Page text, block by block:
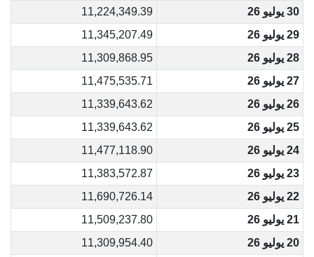
30 يوليو 26
11,224,349.39
29 يوليو 26
11,345,207.49
28 يوليو 26
11,309,868.95
27 يوليو 26
11,475,535.71
26 يوليو 26
11,339,643.62
25 يوليو 26
11,339,643.62
24 يوليو 26
11,477,118.90
23 يوليو 26
11,383,572.87
22 يوليو 26
11,690,726.14
21 يوليو 26
11,509,237.80
20 يوليو 26
11,309,954.40